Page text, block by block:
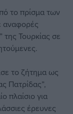
το πρίσμα των
αναφορές
της Τουρκίας σε
το ζήτημα ως
Πατρίδας”,
πλαίσιο για
έρευνες